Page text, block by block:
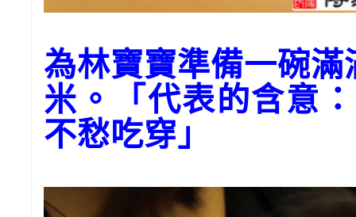
為林寶寶準備一碗滿
米。「代表的含意
不愁吃穿」